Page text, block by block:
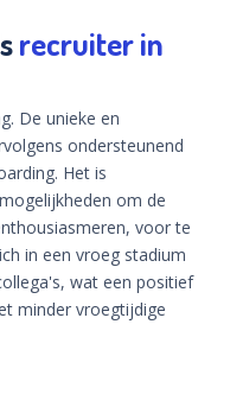
recruiter in
De unieke en
ondersteunend
Het is
om de
voor te
in een vroeg stadium
wat een positief
minder vroegtijdige